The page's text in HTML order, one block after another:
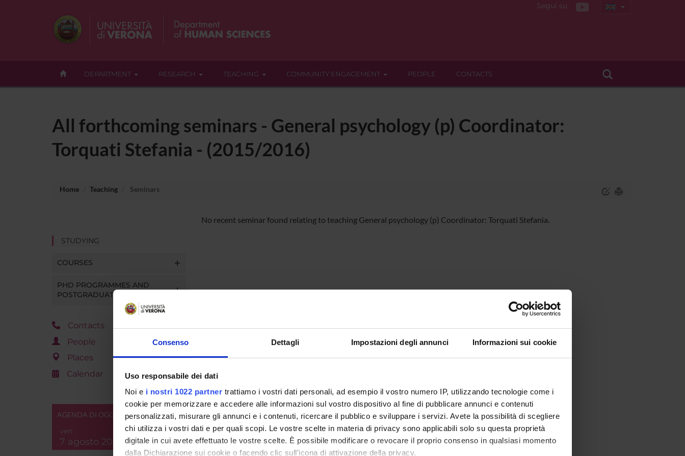
Consenso Dettagli Impostazioni degli annunci Informazioni sui cookie
Uso responsabile dei dati
Noi e i nostri 1022 partner trattiamo i vostri dati personali, ad esempio il vostro numero IP, utilizzando tecnologie come i
cookie per memorizzare e accedere alle informazioni sul vostro dispositivo al fine di pubblicare annunci e contenuti
personalizzati, misurare gli annunci e i contenuti, ricercare il pubblico e sviluppare i servizi. Avete la possibilità di scegliere
chi utilizza i vostri dati e per quali scopi. Le vostre scelte in materia di privacy sono applicabili solo su questa proprietà
digitale in cui avete effettuato le vostre scelte. È possibile modificare o revocare il proprio consenso in qualsiasi momento
dalla Dichiarazione sui cookie o facendo clic sull'icona di attivazione della privacy.
Segui su
DEPARTMENT RESEARCH TEACHING COMMUNITY ENGAGEMENT PEOPLE CONTACTS
All forthcoming seminars - General psychology (p) Coordinator:
Torquati Stefania - (2015/2016)
Home Teaching Seminars
STUDYING
COURSES
PHD PROGRAMMES AND
POSTGRADUATE TRAINING
Contacts
People
Places
Calendar
AGENDA DI OGGI
ven
7 agosto 2026
No recent seminar found relating to teaching General psychology (p) Coordinator: Torquati Stefania.